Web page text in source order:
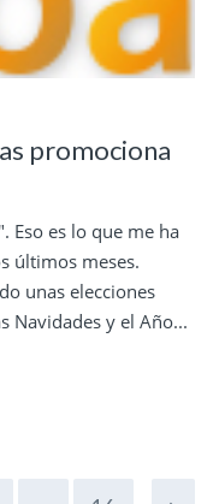
promociona
Eso es lo que me ha
últimos meses.
unas elecciones
Navidades y el Año...